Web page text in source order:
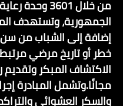
من خلال 3601
الجمهورية، وتستهدف
خطر أو تاريخ مرضي
الاكتشاف المبكر
مجانًا.وتشمل المبادرة
والسكر العشوائي